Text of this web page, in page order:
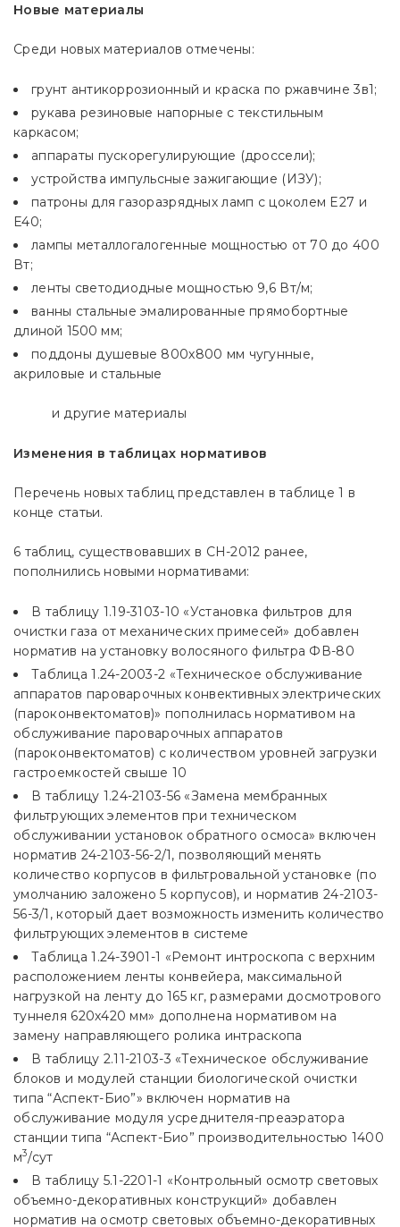
Новые материалы
Среди новых материалов отмечены:
грунт антикоррозионный и краска по ржавчине 3в1;
рукава резиновые напорные с текстильным
каркасом;
аппараты пускорегулирующие (дроссели);
устройства импульсные зажигающие (ИЗУ);
патроны для газоразрядных ламп с цоколем E27 и
Е40;
лампы металлогалогенные мощностью от 70 до 400
Вт;
ленты светодиодные мощностью 9,6 Вт/м;
ванны стальные эмалированные прямобортные
длиной 1500 мм;
поддоны душевые 800х800 мм чугунные,
акриловые и стальные
и другие материалы
Изменения в таблицах нормативов
Перечень новых таблиц представлен в таблице 1 в
конце статьи.
6 таблиц, существовавших в СН-2012 ранее,
пополнились новыми нормативами:
В таблицу 1.19-3103-10 «Установка фильтров для
очистки газа от механических примесей» добавлен
норматив на установку волосяного фильтра ФВ-80
Таблица 1.24-2003-2 «Техническое обслуживание
аппаратов пароварочных конвективных электрических
(пароконвектоматов)» пополнилась нормативом на
обслуживание пароварочных аппаратов
(пароконвектоматов) с количеством уровней загрузки
гастроемкостей свыше 10
В таблицу 1.24-2103-56 «Замена мембранных
фильтрующих элементов при техническом
обслуживании установок обратного осмоса» включен
норматив 24-2103-56-2/1, позволяющий менять
количество корпусов в фильтровальной установке (по
умолчанию заложено 5 корпусов), и норматив 24-2103-
56-3/1, который дает возможность изменить количество
фильтрующих элементов в системе
Таблица 1.24-3901-1 «Ремонт интроскопа с верхним
расположением ленты конвейера, максимальной
нагрузкой на ленту до 165 кг, размерами досмотрового
туннеля 620х420 мм» дополнена нормативом на
замену направляющего ролика интраскопа
В таблицу 2.11-2103-3 «Техническое обслуживание
блоков и модулей станции биологической очистки
типа “Аспект-Био”» включен норматив на
обслуживание модуля усреднителя-преаэратора
станции типа “Аспект-Био” производительностью 1400
м3/сут
В таблицу 5.1-2201-1 «Контрольный осмотр световых
объемно-декоративных конструкций» добавлен
норматив на осмотр световых объемно-декоративных